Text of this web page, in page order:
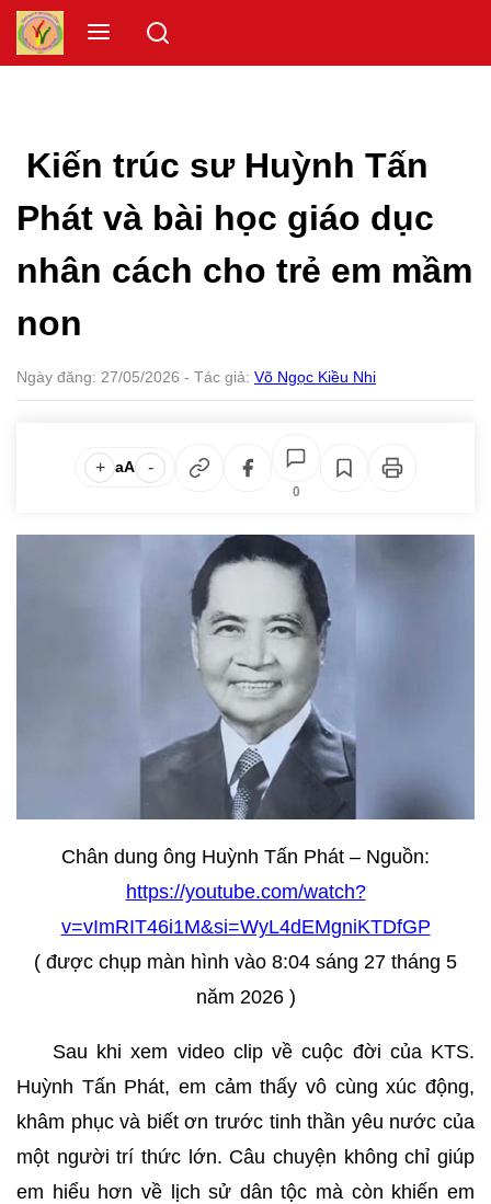
Skip
content
Menu
Kiến trúc sư Huỳnh Tấn
Phát và bài học giáo dục
nhân cách cho trẻ em mầm
non
Ngày đăng: 27/05/2026 - Tác giả: Võ Ngọc Kiều Nhi
+ aA -
0
Chân dung ông Huỳnh Tấn Phát – Nguồn:
https://youtube.com/watch?
v=vImRIT46i1M&si=WyL4dEMgniKTDfGP
( được chụp màn hình vào 8:04 sáng 27 tháng 5
năm 2026 )
Sau khi xem video clip về cuộc đời của KTS.
Huỳnh Tấn Phát, em cảm thấy vô cùng xúc động,
khâm phục và biết ơn trước tinh thần yêu nước của
một người trí thức lớn. Câu chuyện không chỉ giúp
em hiểu hơn về lịch sử dân tộc mà còn khiến em